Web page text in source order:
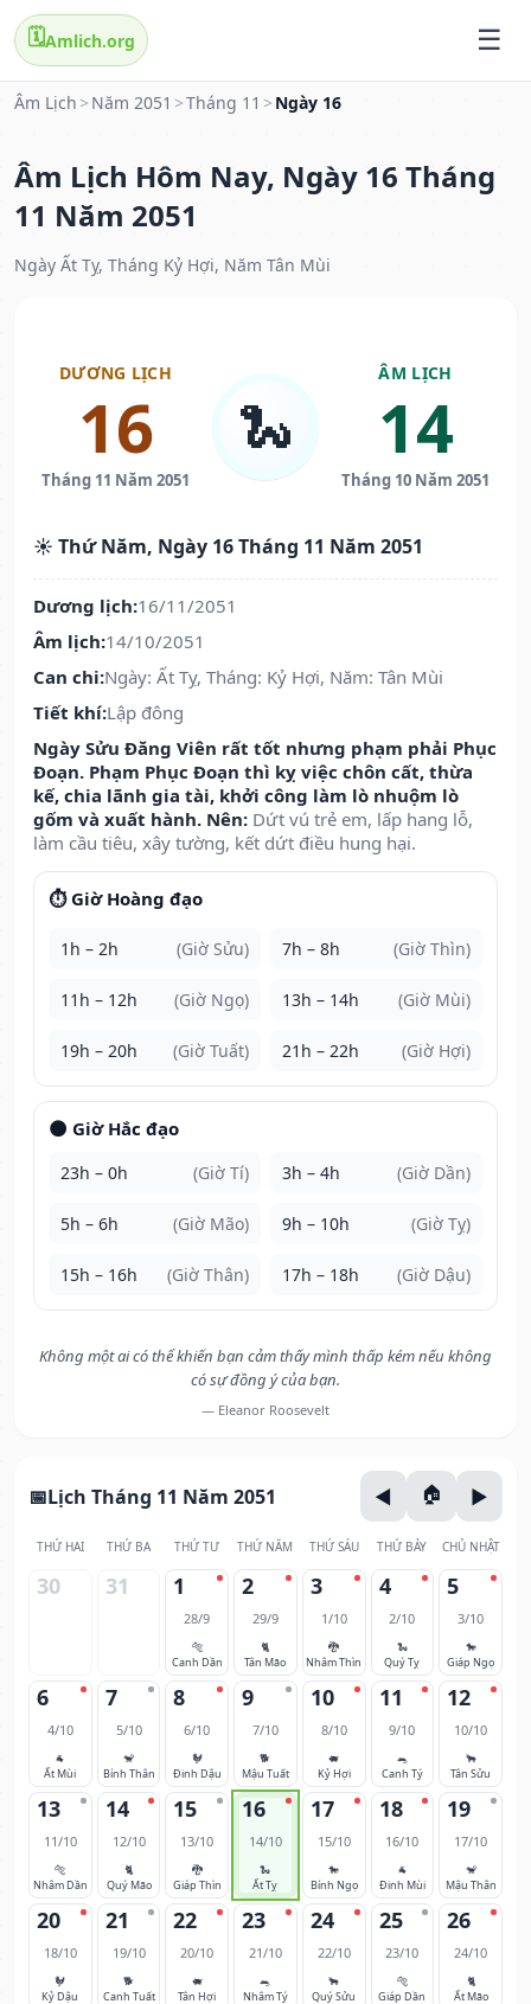
🗓️Amlich.org
Âm Lịch > Năm 2051 >Tháng 11 > Ngày 16
Âm Lịch Hôm Nay, Ngày 16 Tháng
11 Năm 2051
Ngày Ất Tỵ, Tháng Kỷ Hợi, Năm Tân Mùi
DƯƠNG LỊCH
16
Tháng 11 Năm 2051
🐍
ÂM LỊCH
14
Tháng 10 Năm 2051
☀️ Thứ Năm, Ngày 16 Tháng 11 Năm 2051
Dương lịch:16/11/2051
Âm lịch:14/10/2051
Can chi:Ngày: Ất Tỵ, Tháng: Kỷ Hợi, Năm: Tân Mùi
Tiết khí:Lập đông
Ngày Sửu Đăng Viên rất tốt nhưng phạm phải Phục
Đoạn. Phạm Phục Đoạn thì kỵ việc chôn cất, thừa
kế, chia lãnh gia tài, khởi công làm lò nhuộm lò
gốm và xuất hành. Nên: Dứt vú trẻ em, lấp hang lỗ,
làm cầu tiêu, xây tường, kết dứt điều hung hại.
⏱️ Giờ Hoàng đạo
1h – 2h (Giờ Sửu) 7h – 8h (Giờ Thìn)
11h – 12h (Giờ Ngọ) 13h – 14h (Giờ Mùi)
19h – 20h (Giờ Tuất) 21h – 22h (Giờ Hợi)
🌑 Giờ Hắc đạo
23h – 0h (Giờ Tí) 3h – 4h (Giờ Dần)
5h – 6h (Giờ Mão) 9h – 10h (Giờ Tỵ)
15h – 16h (Giờ Thân) 17h – 18h (Giờ Dậu)
Không một ai có thể khiến bạn cảm thấy mình thấp kém nếu không
có sự đồng ý của bạn.
— Eleanor Roosevelt
Lịch Tháng 11 Năm 2051
THỨ HAI THỨ BA THỨ TƯ THỨ NĂM THỨ SÁU THỨ BẢY CHỦ NHẬT
30 31 1
28/9
🐅
Canh Dần
2
29/9
🐈
Tân Mão
3
1/10
🐉
Nhâm Thìn
4
2/10
🐍
Quý Tỵ
5
3/10
🐎
Giáp Ngọ
6
4/10
🐐
Ất Mùi
7
5/10
🐒
Bính Thân
8
6/10
🐓
Đinh Dậu
9
7/10
🐕
Mậu Tuất
10
8/10
🐖
Kỷ Hợi
11
9/10
🐀
Canh Tý
12
10/10
🐂
Tân Sửu
13
11/10
🐅
Nhâm Dần
14
12/10
🐈
Quý Mão
15
13/10
🐉
Giáp Thìn
16
14/10
🐍
Ất Tỵ
17
15/10
🐎
Bính Ngọ
18
16/10
🐐
Đinh Mùi
19
17/10
🐒
Mậu Thân
20
18/10
🐓
Kỷ Dậu
21
19/10
🐕
Canh Tuất
22
20/10
🐖
Tân Hợi
23
21/10
🐀
Nhâm Tý
24
22/10
🐂
Quý Sửu
25
23/10
🐅
Giáp Dần
26
24/10
🐈
Ất Mão